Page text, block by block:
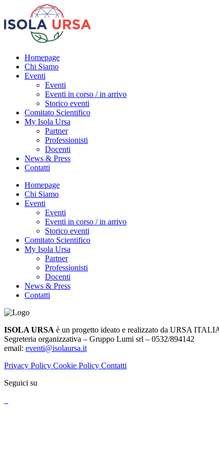
Homepage
Chi Siamo
Eventi
Eventi
Eventi in corso / in arrivo
Storico eventi
Comitato Scientifico
My Isola Ursa
Partner
Professionisti
Docenti
News & Press
Contatti
Homepage
Chi Siamo
Eventi
Eventi
Eventi in corso / in arrivo
Storico eventi
Comitato Scientifico
My Isola Ursa
Partner
Professionisti
Docenti
News & Press
Contatti
ISOLA URSA è un progetto ideato e realizzato da URSA
Segreteria organizzativa – Gruppo Lumi srl – 0532/894142
email: eventi@isolaursa.it
Privacy Policy Cookie Policy Contatti
Seguici su